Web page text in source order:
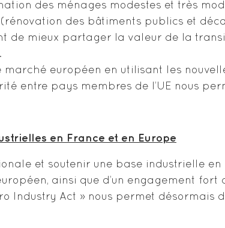
des ménages modestes et très
des bâtiments publics et
de mieux partager la valeur de la
européen en utilisant les
entre pays membres de l’UE nous
en France et en Europe
et soutenir une base industrielle
ainsi que d’un engagement
Industry Act » nous permet désormais